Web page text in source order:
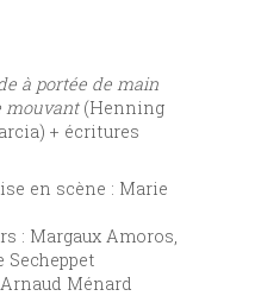
à portée de main
mouvant(Henning
+ écritures
en scène : Marie
: Margaux Amoros,
Ménard